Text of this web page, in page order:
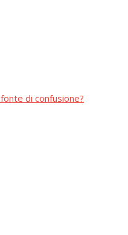
di confusione?